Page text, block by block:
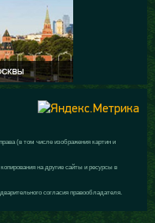
(в том числе изображения картин и
на другие сайты и ресурсы в
согласия правообладателя.